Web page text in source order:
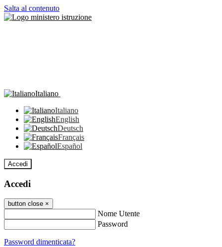
Salta al contenuto
Italiano
Italiano
English
Deutsch
Français
Español
Accedi
Accedi
button close ×
Nome Utente
Password
Password dimenticata?